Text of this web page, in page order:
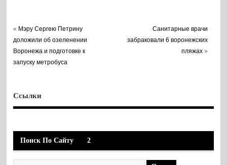
« Мэру Сергею Петрину
доложили об озеленении
Воронежа и подготовке к
запуску метробуса
Санитарные врачи
забраковали 6 воронежских
пляжах »
Ссылки
Поиск По Сайту 2